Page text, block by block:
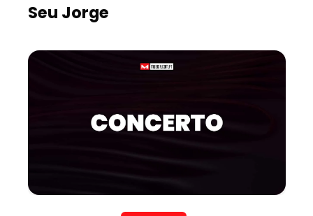
Seu Jorge